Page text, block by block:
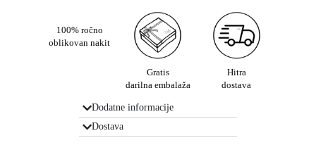
100% ročno
oblikovan nakit
Gratis
darilna embalaža
Hitra
dostava
Dodatne informacije
Dostava